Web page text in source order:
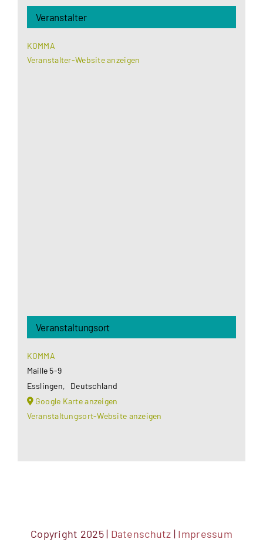
Veranstalter
KOMMA
Veranstalter-Website anzeigen
Veranstaltungsort
KOMMA
Maille 5-9
Esslingen,
Deutschland
Google Karte anzeigen
Veranstaltungsort-Website anzeigen
Copyright 2025 | Datenschutz | Impressum